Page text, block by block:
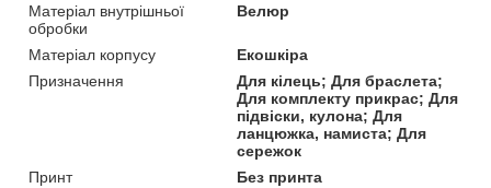
Матеріал внутрішньої
обробки
Велюр
Матеріал корпусу
Екошкіра
Призначення
Для кілець; Для браслета;
Для комплекту прикрас; Для
підвіски, кулона; Для
ланцюжка, намиста; Для
сережок
Принт
Без принта